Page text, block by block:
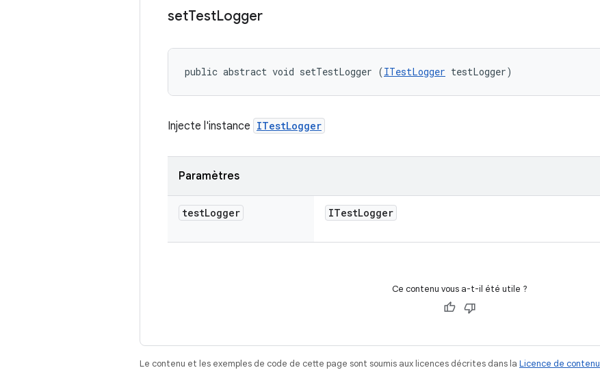
setTestLogger
public abstract void setTestLogger (ITestLogger testLogger)
Injecte l'instance ITestLogger
Paramètres
testLogger ITestLogger
Ce contenu vous a-t-il été utile ?
Le contenu et les exemples de code de cette page sont soumis aux licences décrites dans la Licence de contenu